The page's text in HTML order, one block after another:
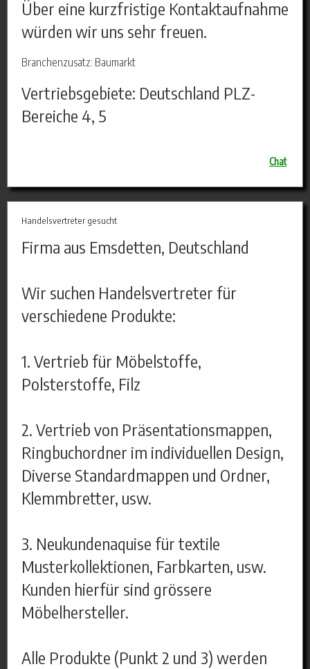
Über eine kurzfristige Kontaktaufnahme
würden wir uns sehr freuen.
Branchenzusatz: Baumarkt
Vertriebsgebiete: Deutschland PLZ-
Bereiche 4, 5
Chat
Handelsvertreter gesucht
Firma aus Emsdetten, Deutschland
Wir suchen Handelsvertreter für
verschiedene Produkte:
1. Vertrieb für Möbelstoffe,
Polsterstoffe, Filz
2. Vertrieb von Präsentationsmappen,
Ringbuchordner im individuellen Design,
Diverse Standardmappen und Ordner,
Klemmbretter, usw.
3. Neukundenaquise für textile
Musterkollektionen, Farbkarten, usw.
Kunden hierfür sind grössere
Möbelhersteller.
Alle Produkte (Punkt 2 und 3) werden